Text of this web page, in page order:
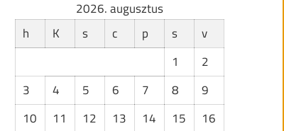
2026. augusztus
h
K s c p s
v
1
2
3
4 5 6 7 8
9
10
11 12 13 14 15
16